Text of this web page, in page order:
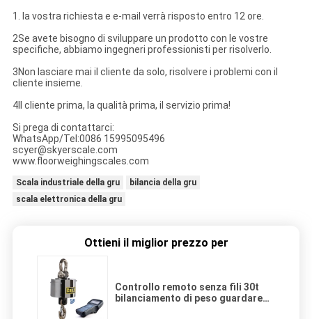
1. la vostra richiesta e e-mail verrà risposto entro 12 ore.
2Se avete bisogno di sviluppare un prodotto con le vostre
specifiche, abbiamo ingegneri professionisti per risolverlo.
3Non lasciare mai il cliente da solo, risolvere i problemi con il
cliente insieme.
4Il cliente prima, la qualità prima, il servizio prima!
Si prega di contattarci:
WhatsApp/Tel:0086 15995095496
scyer@skyerscale.com
www.floorweighingscales.com
Scala industriale della gru
bilancia della gru
scala elettronica della gru
Ottieni il miglior prezzo per
Controllo remoto senza fili 30t
bilanciamento di peso guardare